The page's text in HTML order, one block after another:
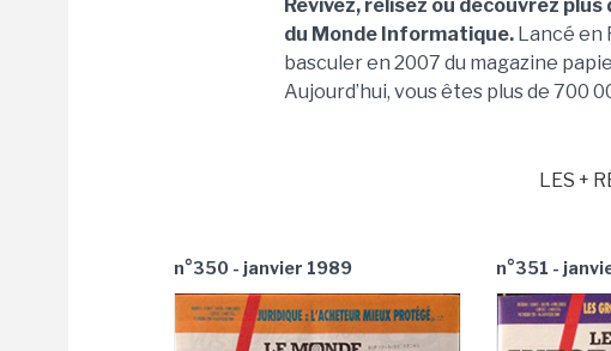
Revivez, relisez ou découvrez
du Monde Informatique. Lancé en
basculer en 2007 du magazine
Aujourd’hui, vous êtes plus de 700
LES +
n°350 - janvier 1989 n°351 -